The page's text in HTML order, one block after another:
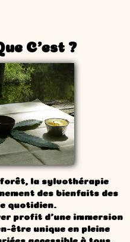
C'est ?
forêt, la sylvothérapie
des bienfaits des
quotidien.
profit d'une immersion
être unique en pleine
accessible à tous.